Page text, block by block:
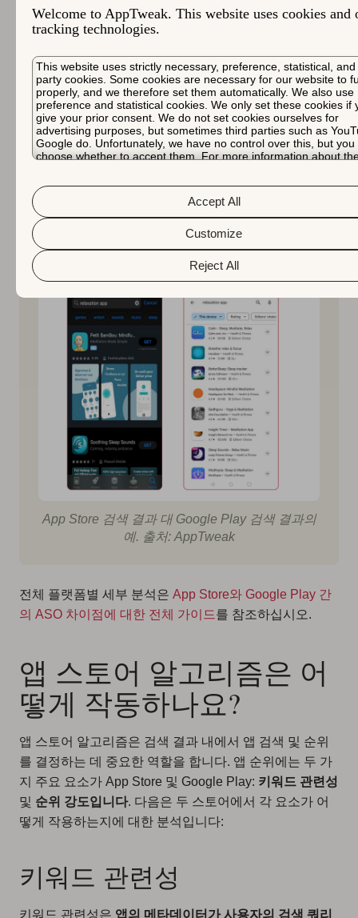
Welcome to AppTweak. This website uses cookies and
tracking technologies.
This website uses strictly necessary, preference, statistical,
party cookies. Some cookies are necessary for our website to
properly, and we therefore set them automatically. We also use
preference and statistical cookies. We only set these cookies if
give your prior consent. We do not set cookies ourselves for
advertising purposes, but sometimes third parties such as
Google do. Unfortunately, we have no control over this, but you
choose whether to accept them. For more information about
your cookie settings and preferences by clicking the
Reject All
Customize
Accept All
드
드(100자)
키워드 반
가치 없음 — 각 용어는
긴 설명
검색용으로 색인화되지
않음
검색용으로 색인화됨
검색 결과
의 스크린
모든 검색에 표시됨(세
로 3개 또는 가로 1개)
브랜드 검색에만 표시됨
백링크 순위 요소가 아님
순위 강도에 영향을 미침
A/B 테스
트
각 앱 스토어의 검색 결과 차이:
App Store 검색 결과 대 Google Play 검색 결과의
예. 출처: AppTweak
전체 플랫폼별 세부 분석은 App Store와 Google Play 간
의 ASO 차이점에 대한 전체 가이드를 참조하십시오.
앱 스토어 알고리즘은 어
떻게 작동하나요?
앱 스토어 알고리즘은 검색 결과 내에서 앱 검색 및 순위
를 결정하는 데 중요한 역할을 합니다. 앱 순위에는 두 가
지 주요 요소가 App Store 및 Google Play: 키워드 관련성
및 순위 강도입니다. 다음은 두 스토어에서 각 요소가 어
떻게 작용하는지에 대한 분석입니다:
키워드 관련성
키워드 관련성은 앱의 메타데이터가 사용자의 검색 쿼리